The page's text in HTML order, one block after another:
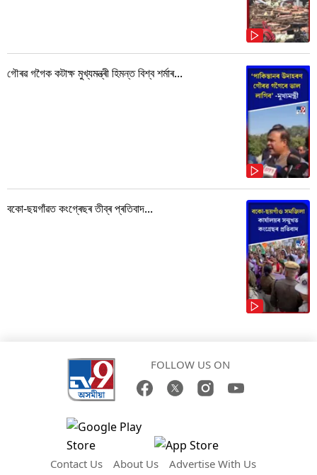
গৌৰৱ গগৈক কটাক্ষ মুখ্যমন্ত্ৰী হিমন্ত বিশ্ব শৰ্মাৰ...
বকো-ছয়গাঁৱত কংগ্ৰেছৰ তীব্ৰ প্ৰতিবাদ...
FOLLOW US ON
Contact Us About Us Advertise With Us